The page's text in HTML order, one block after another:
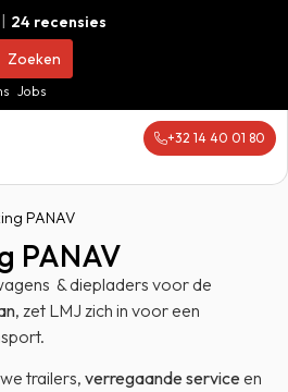
24 recensies
Jobs
+32 14 40 01 80
PANAV
PANAV
& diepladers voor de
, zet LMJ zich in voor een
trailers, verregaande serviceen